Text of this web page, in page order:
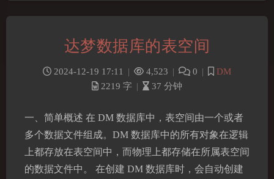
达梦数据库的表空间
2024-12-19 17:11 | 4,523 | 0 |
DM
2219 字 | 37 分钟
一、简单概述 在 DM 数据库中，表空间由一个或者
多个数据文件组成。DM 数据库中的所有对象在逻辑
上都存放在表空间中，而物理上都存储在所属表空间
的数据文件中。 在创建 DM 数据库时，会自动创建